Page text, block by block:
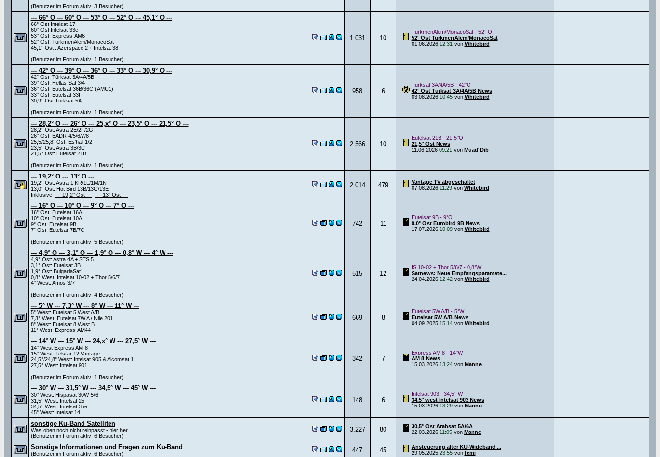
(Benutzer im Forum aktiv: 3 Besucher)
--- 66° O --- 60° O --- 53° O --- 52° O --- 45,1° O ---
66° Ost Intelsat 17
60° Ost:Intelsat 33e
53° Ost: Express-AM6
52° Ost: TürkmenÄlem/MonacoSat
45,1° Ost : Azerspace 2 + Intelsat 38
(Benutzer im Forum aktiv: 1 Besucher)
1.031 10
TürkmenÄlem/MonacoSat - 52° O
52° Ost TurkmenÄlem/MonacoSat
01.06.2026 12:31 von Whitebird
--- 42° O --- 39° O --- 36° O --- 33° O --- 30,9° O ---
42° Ost: Türksat 3A/4A/5B
39° Ost: Hellas Sat 3/4
36° Ost: Eutelsat 36B/36C (AMU1)
33° Ost: Eutelsat 33F
30,9° Ost Türksat 5A
(Benutzer im Forum aktiv: 1 Besucher)
958 6
Türksat 3A/4A/5B - 42°O
42° Ost Türksat 3A/4A/5B News
03.08.2026 10:45von Whitebird
--- 28,2° O --- 26° O --- 25,x° O --- 23,5° O --- 21,5° O ---
28,2° Ost: Astra 2E/2F/2G
26° Ost: BADR 4/5/6/7/8
25,5/25,8° Ost: Es'hail 1/2
23,5° Ost: Astra 3B/3C
21,5° Ost: Eutelsat 21B
(Benutzer im Forum aktiv: 1 Besucher)
2.566 10
Eutelsat 21B - 21,5°O
21,5° Ost News
11.06.2026 09:21 von Muad'Dib
--- 19,2° O --- 13° O ---
19,2° Ost: Astra 1 KR/1L/1M/1N
13,0° Ost: Hot Bird 13B/13C/13E
Inklusive: --- 19,2° Ost ---, --- 13° Ost ---
2.014 479
Vantage TV abgeschaltet
07.08.2026 11:29von Whitebird
--- 16° O --- 10° O --- 9° O --- 7° O ---
16° Ost: Eutelsat 16A
10° Ost: Eutelsat 10A
9° Ost: Eutelsat 9B
7° Ost: Eutelsat 7B/7C
(Benutzer im Forum aktiv: 5 Besucher)
742 11
Eutelsat 9B - 9°O
9.0° Ost Eurobird 9B News
17.07.2026 10:09von Whitebird
--- 4,9° O --- 3,1° O --- 1,9° O --- 0,8° W --- 4° W ---
4,9° Ost: Astra 4A + SES 5
3,1° Ost: Eutelsat 3B
1,9° Ost: BulgariaSat1
0,8° West: Intelsat 10-02 + Thor 5/6/7
4° West: Amos 3/7
(Benutzer im Forum aktiv: 4 Besucher)
515 12
IS 10-02 + Thor 5/6/7 - 0,8°W
Satnews: Neue Empfangsparamete...
24.04.2026 12:42von Whitebird
--- 5° W --- 7,3° W --- 8° W --- 11° W ---
5° West: Eutelsat 5 West A/B
7,3° West: Eutelsat 7W A / Nile 201
8° West: Eutelsat 8 West B
11° West: Express-AM44
669 8
Eutelsat 5W A/B - 5°W
Eutelsat 5W A/B News
04.09.2025 15:14von Whitebird
--- 14° W --- 15° W --- 24,x° W --- 27,5° W ---
14° West Express AM-8
15° West: Telstar 12 Vantage
24,5°/24,8° West: Intelsat 905 & Alcomsat 1
27,5° West: Intelsat 901
(Benutzer im Forum aktiv: 1 Besucher)
342 7
Express AM 8 - 14°W
AM 8 News
15.03.2026 13:24von Manne
--- 30° W --- 31,5° W --- 34,5° W --- 45° W ---
30° West: Hispasat 30W-5/6
31,5° West: Intelsat 25
34,5° West: Intelsat 35e
45° West: Intelsat 14
148 6
Intelsat 903 - 34,5° W
34.5° west Intelsat 903 News
15.03.2026 13:29von Manne
sonstige Ku-Band Satelliten
Was oben noch nicht reinpasst - hier her
(Benutzer im Forum aktiv: 6 Besucher)
3.227 80
30,5° Ost Arabsat 5A/6A
22.03.2026 11:05von Manne
Sonstige Informationen und Fragen zum Ku-Band
(Benutzer im Forum aktiv: 6 Besucher) 447 45
Ansteuerung alter KU-Wideband ...
29.05.2025 23:55von femi